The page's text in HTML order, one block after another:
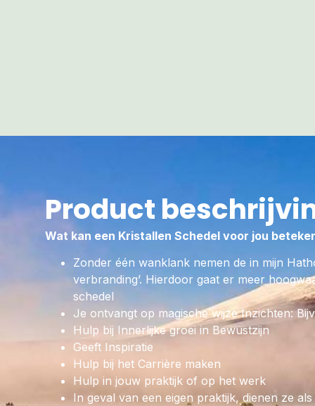
Product
Wat kan een Kristallen Schedel voor jou
Zonder één wanklank nemen de in mijn
verbranding’. Hierdoor gaat er meer
schedel
Je ontvangt op magische wijze Inzichten:
Hulp bij Innerlijke groei in Bewustzijn
Geeft Inspiratie
Hulp bij het Carrière maken
Hulp in jouw praktijk of op het werk
In geval van een eigen praktijk, dienen ze